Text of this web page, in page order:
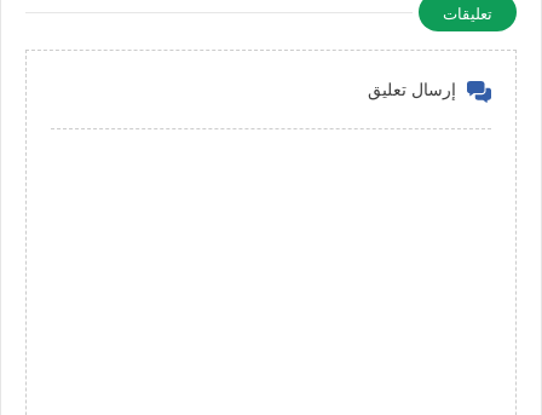
تعليقات
إرسال تعليق